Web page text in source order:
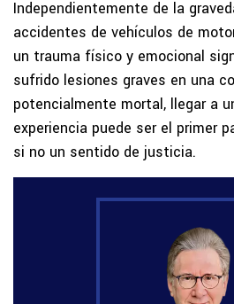
Independientemente de la
accidentes de vehículos de
un trauma físico y emocional
sufrido lesiones graves en una
potencialmente mortal, llegar a
experiencia puede ser el primer
si no un sentido de justicia.